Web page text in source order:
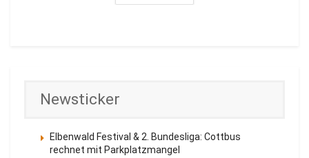
Newsticker
Elbenwald Festival & 2. Bundesliga: Cottbus
rechnet mit Parkplatzmangel